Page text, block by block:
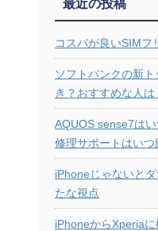
最近の投稿
コスパが良いSIMフ
ソフトバンクの新
き？おすすめな人は
AQUOS sense7は
修理サポートはいつ
iPhoneじゃないと
たな視点
iPhoneからXperia